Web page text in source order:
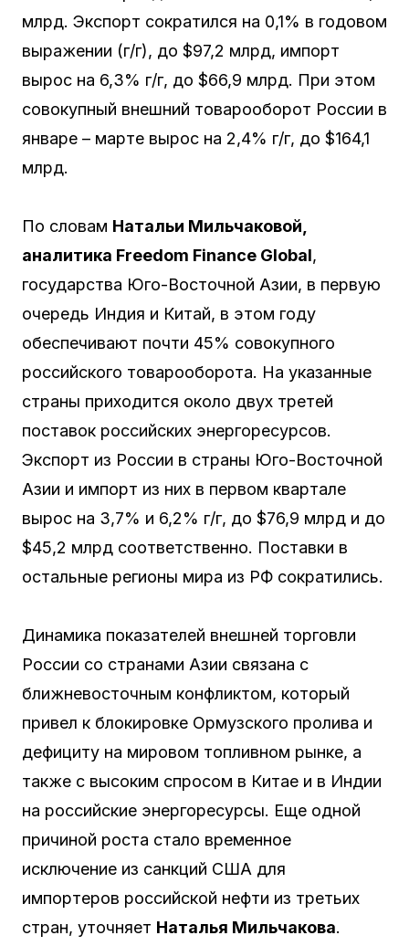
млрд. Экспорт сократился на 0,1% в годовом
выражении (г/г), до $97,2 млрд, импорт
вырос на 6,3% г/г, до $66,9 млрд. При этом
совокупный внешний товарооборот России в
январе – марте вырос на 2,4% г/г, до $164,1
млрд.
По словам Натальи Мильчаковой,
аналитика Freedom Finance Global,
государства Юго-Восточной Азии, в первую
очередь Индия и Китай, в этом году
обеспечивают почти 45% совокупного
российского товарооборота. На указанные
страны приходится около двух третей
поставок российских энергоресурсов.
Экспорт из России в страны Юго-Восточной
Азии и импорт из них в первом квартале
вырос на 3,7% и 6,2% г/г, до $76,9 млрд и до
$45,2 млрд соответственно. Поставки в
остальные регионы мира из РФ сократились.
Динамика показателей внешней торговли
России со странами Азии связана с
ближневосточным конфликтом, который
привел к блокировке Ормузского пролива и
дефициту на мировом топливном рынке, а
также с высоким спросом в Китае и в Индии
на российские энергоресурсы. Еще одной
причиной роста стало временное
исключение из санкций США для
импортеров российской нефти из третьих
стран, уточняет Наталья Мильчакова.